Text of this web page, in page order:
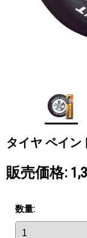
タイヤ ペイン
販売価格:
数量: